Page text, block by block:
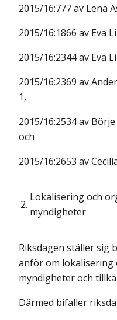
2015/16:777 av Lena
2015/16:1866 av Eva
2015/16:2344 av Eva
2015/16:2369 av
1,
2015/16:2534 av
och
2015/16:2653 av
2.
Lokalisering och
myndigheter
Riksdagen ställer sig
anför om lokalisering
myndigheter och
Därmed bifaller